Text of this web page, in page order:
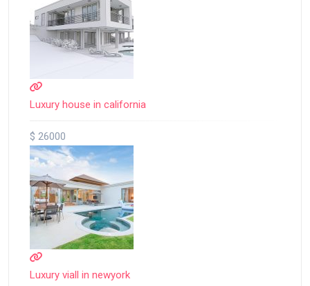
Luxury house in california
$ 26000
Luxury viall in newyork